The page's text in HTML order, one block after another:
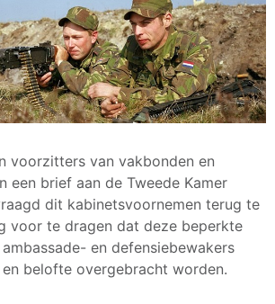
voorzitters van vakbonden en
een brief aan de Tweede Kamer
dit kabinetsvoornemen terug te
voor te dragen dat deze beperkte
en defensiebewakers
belofte overgebracht worden.